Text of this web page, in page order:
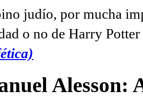
judío, por mucha
o no de Harry
Alesson: